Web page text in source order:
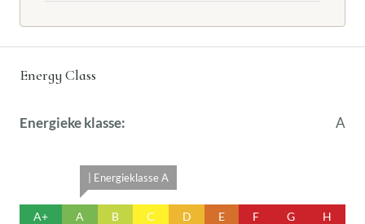
Energy Class
Energieke klasse: A
A+
| Energieklasse A
A B C D E F G H